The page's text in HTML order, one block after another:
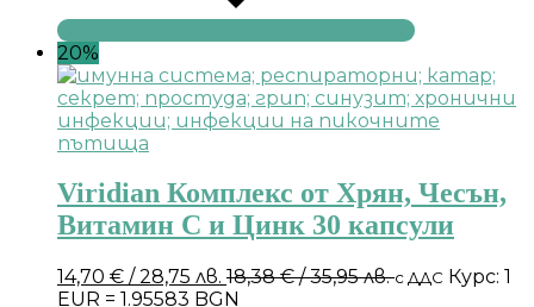
20%
Viridian Комплекс от Хрян, Чесън,
Витамин С и Цинк 30 капсули
14,70 € / 28,75 лв. 18,38€/ 35,95 лв.с ДДС Курс: 1
EUR = 1.95583 BGN